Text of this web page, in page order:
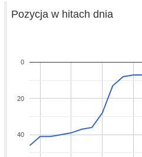
Pozycja w hitach dnia
0
20
40